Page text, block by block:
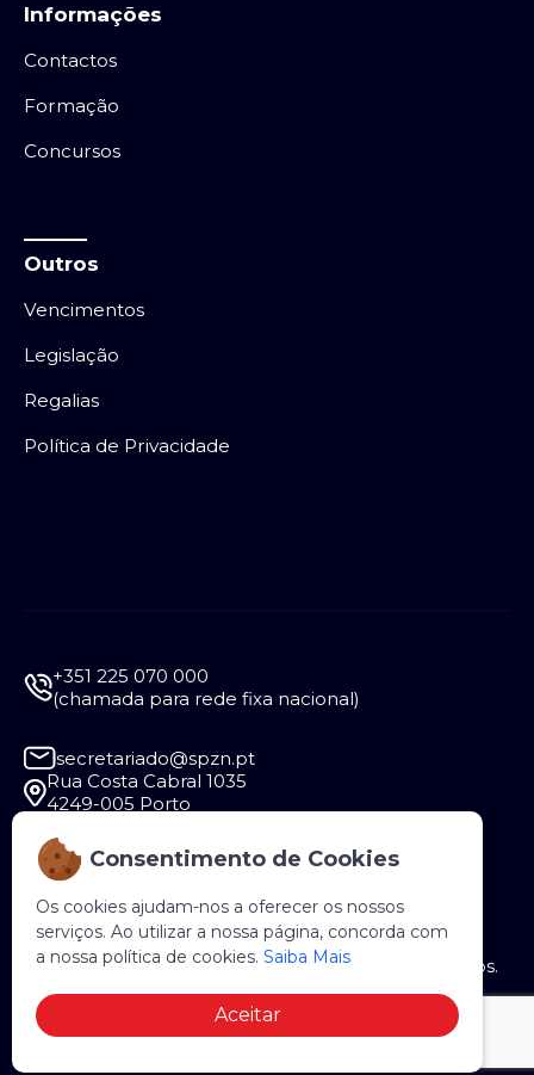
Consentimento de Cookies
Os cookies ajudam-nos a oferecer os nossos
serviços. Ao utilizar a nossa página, concorda com
a nossa política de cookies. Saiba Mais
Aceitar
Informações
Contactos
Formação
Concursos
Outros
Vencimentos
Legislação
Regalias
Política de Privacidade
+351 225 070 000
(chamada para rede fixa nacional)
secretariado@spzn.pt
Rua Costa Cabral 1035
4249-005 Porto
Segunda a Sexta - 9:30 às 12:30 e das 14:00 às
18:00
Copyright © 2026 SPZN. Todos os direitos reservados.